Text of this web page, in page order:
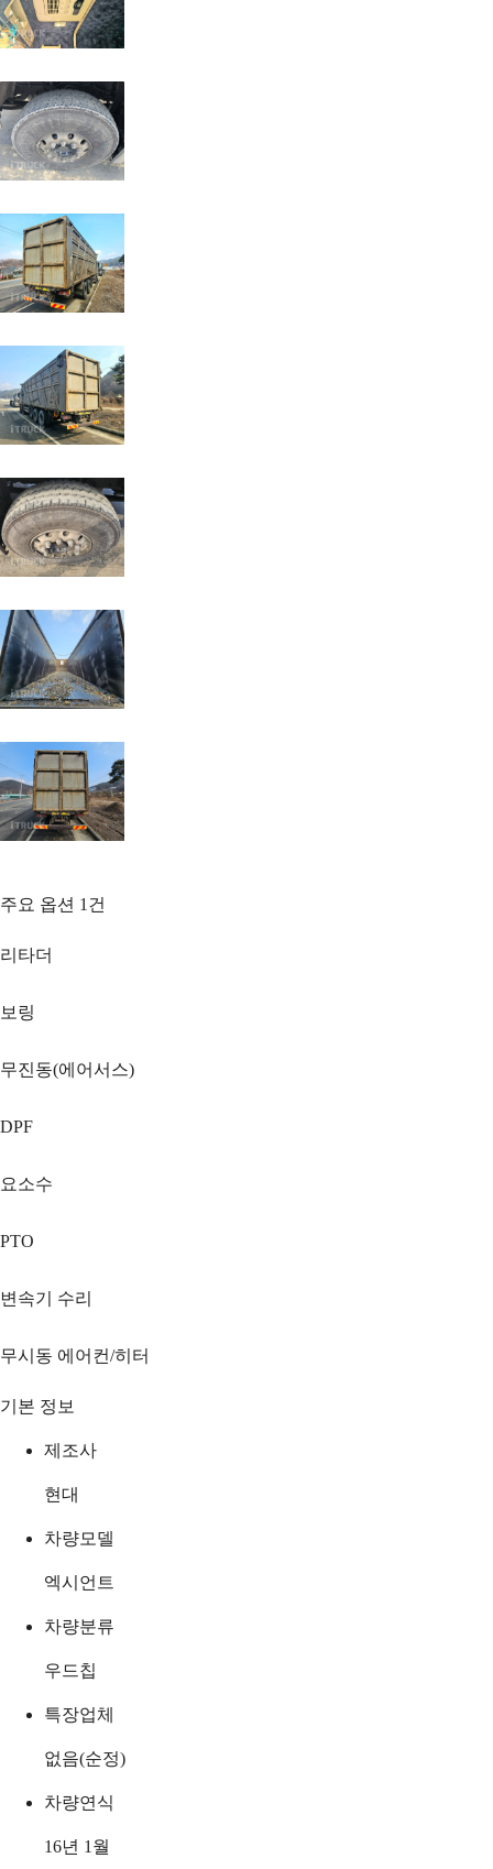
주요 옵션 1 건
리타더
보링
무진동(에어서스)
DPF
요소수
PTO
변속기 수리
무시동 에어컨/히터
기본 정보
제조사
현대
차량모델
엑시언트
차량분류
우드칩
특장업체
없음(순정)
차량연식
16년 1월